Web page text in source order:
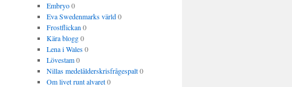
Embryo0
Eva Swedenmarks värld0
Frostflickan 0
Kära blogg0
Lena i Wales0
Lövestam0
Nillas medelålderskrisfrågespalt0
Om livet runt alvaret0